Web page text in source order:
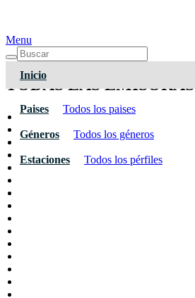
Menu
Inicio
Paises Todos los paises
Géneros Todos los géneros
Estaciones Todos los pérfiles
TODAS LAS EMISORAS